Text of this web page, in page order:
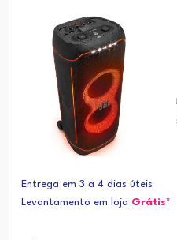
Entrega em 3 a 4 dias úteis
Levantamento em loja Grátis*